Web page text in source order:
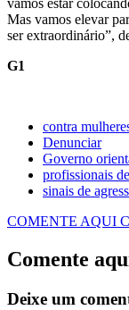
vamos estar
Mas vamos elevar
ser extraordinário”,
G1
contra
Denunciar
Governo
profissionais
sinais de
COMENTE AQUI
Comente
Deixe um